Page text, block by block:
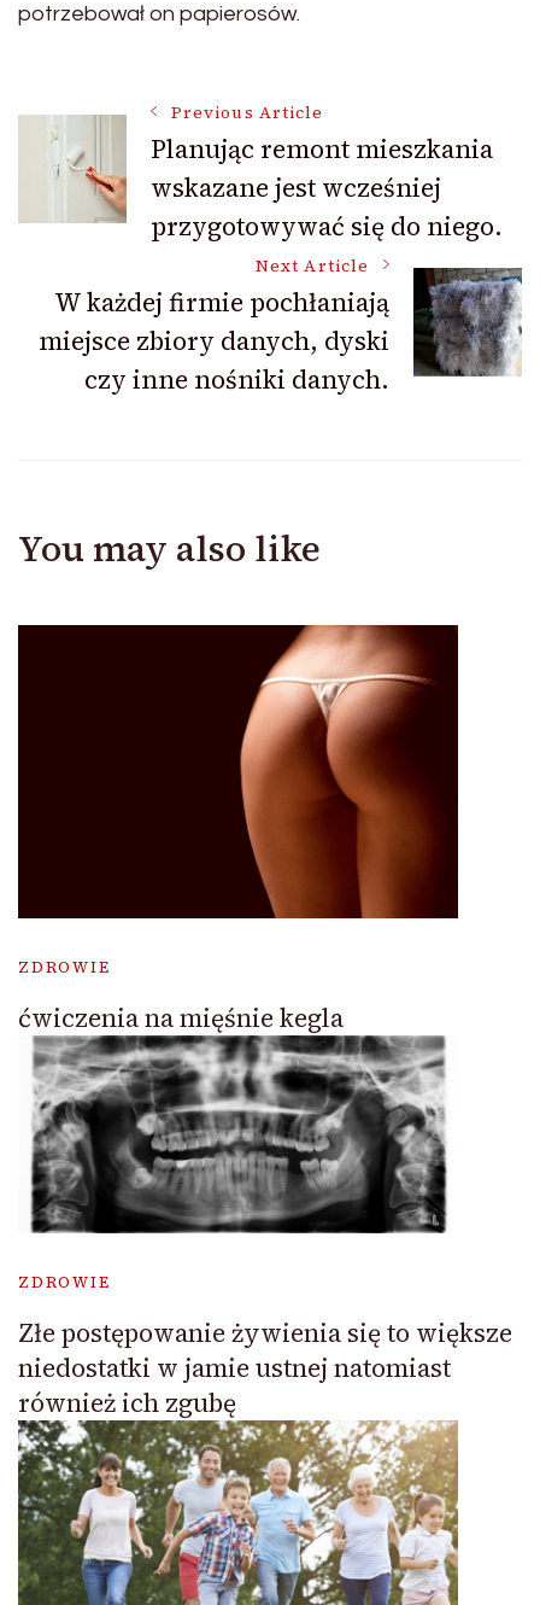
potrzebował on papierosów.
Post
Navigation
Previous Article
Planując remont mieszkania
wskazane jest wcześniej
przygotowywać się do niego.
Next Article
W każdej firmie pochłaniają
miejsce zbiory danych, dyski
czy inne nośniki danych.
You may also like
ZDROWIE
ćwiczenia na mięśnie kegla
ZDROWIE
Złe postępowanie żywienia się to większe
niedostatki w jamie ustnej natomiast
również ich zgubę